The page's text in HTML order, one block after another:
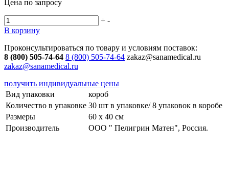
Цена по запросу
+ -
В корзину
Проконсультироваться по товару и условиям поставок:
8 (800) 505-74-64 8 (800) 505-74-64 zakaz@sanamedical.ru
zakaz@sanamedical.ru
получить индивидуальные цены
Вид упаковки
короб
Количество в упаковке 30 шт в упаковке/ 8 упаковок в коробе
Размеры
60 х 40 см
Производитель
ООО " Пелигрин Матен", Россия.